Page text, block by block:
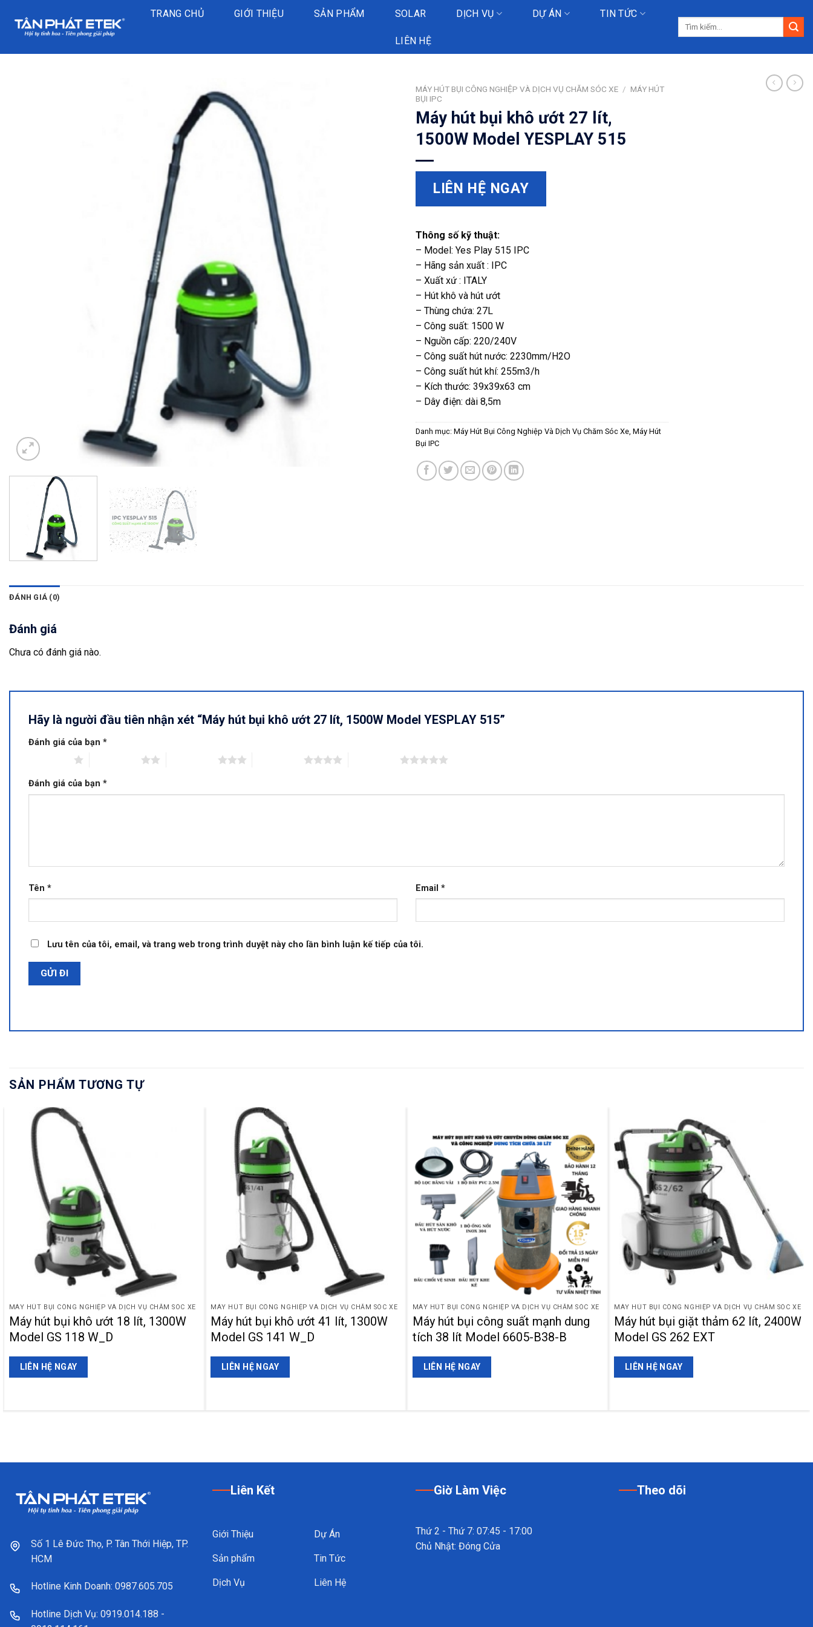
đến
dung
TRANG CHỦ GIỚI THIỆU SẢN PHẨM SOLAR DỊCH VỤ DỰ ÁN TIN TỨC
LIÊN HỆ
Tìm
MÁY HÚT BỤI CÔNG NGHIỆP VÀ DỊCH VỤ CHĂM SÓC XE / MÁY HÚT
BỤI IPC
Máy hút bụi khô ướt 27 lít,
1500W Model YESPLAY 515
LIÊN HỆ NGAY
Thông số kỹ thuật:
– Model: Yes Play 515 IPC
– Hãng sản xuất : IPC
– Xuất xứ : ITALY
– Hút khô và hút ướt
– Thùng chứa: 27L
– Công suất: 1500 W
– Nguồn cấp: 220/240V
– Công suất hút nước: 2230mm/H2O
– Công suất hút khí: 255m3/h
– Kích thước: 39x39x63 cm
– Dây điện: dài 8,5m
Danh mục: Máy Hút Bụi Công Nghiệp Và Dịch Vụ Chăm Sóc Xe, Máy Hút
Bụi IPC
ĐÁNH GIÁ (0)
Đánh giá
Chưa có đánh giá nào.
Hãy là người đầu tiên nhận xét “Máy hút bụi khô ướt 27 lít, 1500W Model YESPLAY 515”
Đánh giá của bạn *
Đánh giá của bạn *
Tên * Email *
Lưu tên của tôi, email, và trang web trong trình duyệt này cho lần bình luận kế tiếp của tôi.
SẢN PHẨM TƯƠNG TỰ
MÁY HÚT BỤI CÔNG NGHIỆP VÀ DỊCH VỤ CHĂM SÓC XE
Máy hút bụi khô ướt 18 lít, 1300W
Model GS 118 W_D
LIÊN HỆ NGAY
MÁY HÚT BỤI CÔNG NGHIỆP VÀ DỊCH VỤ CHĂM SÓC XE
Máy hút bụi khô ướt 41 lít, 1300W
Model GS 141 W_D
LIÊN HỆ NGAY
MÁY HÚT BỤI CÔNG NGHIỆP VÀ DỊCH VỤ CHĂM SÓC XE
Máy hút bụi công suất mạnh dung
tích 38 lít Model 6605-B38-B
LIÊN HỆ NGAY
MÁY HÚT BỤI CÔNG NGHIỆP VÀ DỊCH VỤ CHĂM SÓC XE
Máy hút bụi giặt thảm 62 lít, 2400W
Model GS 262 EXT
LIÊN HỆ NGAY
Số 1 Lê Đức Thọ, P. Tân Thới Hiệp, TP.
HCM
Hotline Kinh Doanh: 0987.605.705
Hotline Dịch Vụ: 0919.014.188 -
Liên Kết
Giới Thiệu
Sản phẩm
Dịch Vụ
Dự Án
Tin Tức
Liên Hệ
Giờ Làm Việc
Thứ 2 - Thứ 7: 07:45 - 17:00
Chủ Nhật: Đóng Cửa
Theo dõi